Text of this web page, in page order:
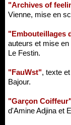
"Archives of
Vienne, mise en
"Embouteillages
auteurs et mise
Le Festin.
"FauWst", texte
Bajour.
"Garçon
d'Amine Adjina et